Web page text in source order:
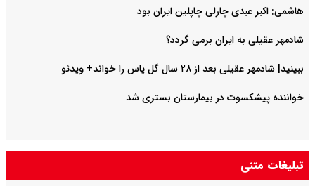
هاشمی: اکبر عبدی چارلی چاپلین ایران بود
شادمهر عقیلی به ایران برمی گردد؟
ببینید| شادمهر عقیلی بعد از ۲۸ سال گل یاس را خواند+ ویدئو
خواننده پیشکسوت در بیمارستان بستری شد
تبلیغات متنی